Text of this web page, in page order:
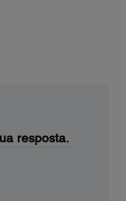
resposta.